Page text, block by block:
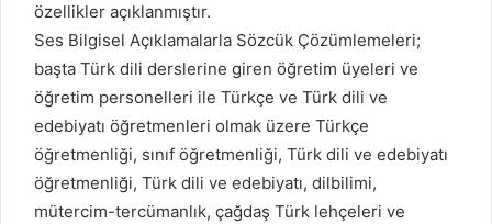
özellikler açıklanmıştır.
Ses Bilgisel Açıklamalarla Sözcük Çözümlemeleri;
başta Türk dili derslerine giren öğretim üyeleri ve
öğretim personelleri ile Türkçe ve Türk dili ve
edebiyatı öğretmenleri olmak üzere Türkçe
öğretmenliği, sınıf öğretmenliği, Türk dili ve edebiyatı
öğretmenliği, Türk dili ve edebiyatı, dilbilimi,
mütercim-tercümanlık, çağdaş Türk lehçeleri ve